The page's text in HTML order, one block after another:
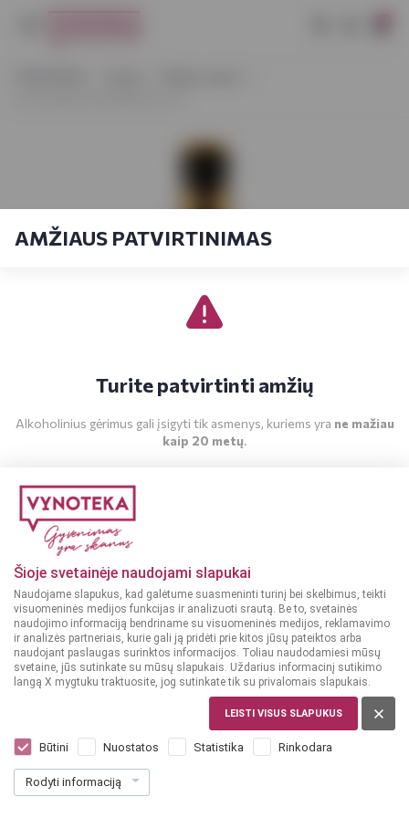
Šioje svetainėje naudojami slapukai
Naudojame slapukus, kad galėtume suasmeninti turinį bei skelbimus, teikti
visuomeninės medijos funkcijas ir analizuoti srautą. Be to, svetainės
naudojimo informaciją bendriname su visuomeninės medijos, reklamavimo
ir analizės partneriais, kurie gali ją pridėti prie kitos jūsų pateiktos arba
naudojant paslaugas surinktos informacijos. Toliau naudodamiesi mūsų
svetaine, jūs sutinkate su mūsų slapukais. Uždarius informacinį sutikimo
langą X mygtuku traktuosite, jog sutinkate tik su privalomais slapukais.
LEISTI VISUS SLAPUKUS
Būtini Nuostatos Statistika Rinkodara
Rodyti informaciją
AMŽIAUS PATVIRTINIMAS
Turite patvirtinti amžių
Alkoholinius gėrimus gali įsigyti tik asmenys, kuriems yra ne mažiau
kaip 20 metų.
Gran Mirador Red Blend 0,75 l
Dar nėra balsų, galite įvertinti
99